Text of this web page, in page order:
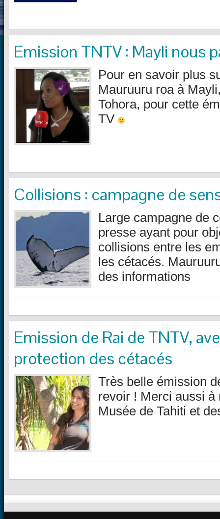
Emission TNTV : Mayli nous
Pour en savoir plus
Mauruuru roa à
Tohora, pour cette
TV
Collisions : campagne de
Large campagne de
presse ayant pour
collisions entre les
les cétacés.
des informations
Emission de Rai de TNTV,
protection des cétacés
Très belle émission
revoir ! Merci aussi à
Musée de Tahiti et